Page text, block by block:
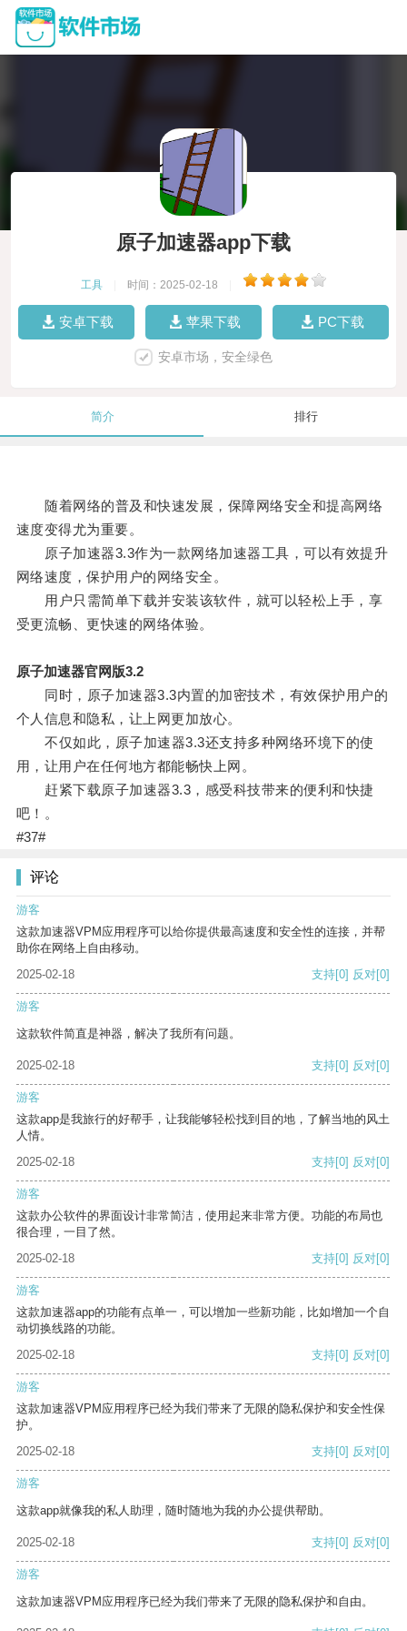
原子加速器app下载
工具 时间：2025-02-18
安卓下载 苹果下载 PC下载
安卓市场，安全绿色
简介 排行
随着网络的普及和快速发展，保障网络安全和提高网络
速度变得尤为重要。
原子加速器3.3作为一款网络加速器工具，可以有效提升
网络速度，保护用户的网络安全。
用户只需简单下载并安装该软件，就可以轻松上手，享
受更流畅、更快速的网络体验。
原子加速器官网版3.2
同时，原子加速器3.3内置的加密技术，有效保护用户的
个人信息和隐私，让上网更加放心。
不仅如此，原子加速器3.3还支持多种网络环境下的使
用，让用户在任何地方都能畅快上网。
赶紧下载原子加速器3.3，感受科技带来的便利和快捷
吧！。
#37#
评论
游客
这款加速器VPM应用程序可以给你提供最高速度和安全性的连接，并帮
助你在网络上自由移动。
2025-02-18
支持[0] 反对[0]
游客
这款软件简直是神器，解决了我所有问题。
2025-02-18 支持[0] 反对[0]
游客
这款app是我旅行的好帮手，让我能够轻松找到目的地，了解当地的风土
人情。
2025-02-18
支持[0] 反对[0]
游客
这款办公软件的界面设计非常简洁，使用起来非常方便。功能的布局也
很合理，一目了然。
2025-02-18
支持[0] 反对[0]
游客
这款加速器app的功能有点单一，可以增加一些新功能，比如增加一个自
动切换线路的功能。
2025-02-18
支持[0] 反对[0]
游客
这款加速器VPM应用程序已经为我们带来了无限的隐私保护和安全性保
护。
2025-02-18
支持[0] 反对[0]
游客
这款app就像我的私人助理，随时随地为我的办公提供帮助。
2025-02-18 支持[0] 反对[0]
游客
这款加速器VPM应用程序已经为我们带来了无限的隐私保护和自由。